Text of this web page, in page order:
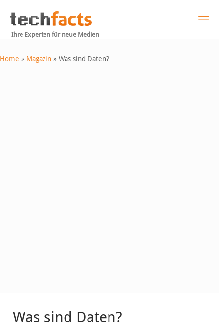
Ihre Experten für neue Medien
Home » Magazin » Was sind Daten?
Was sind Daten?